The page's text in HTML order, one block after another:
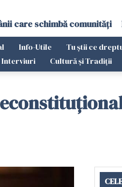
care schimbă comunități
Info-Utile Tu știi ce
Interviuri Cultură și Tradiții